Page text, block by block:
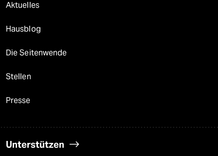
Aktuelles
Hausblog
Die Seitenwende
Stellen
Presse
Unterstützen